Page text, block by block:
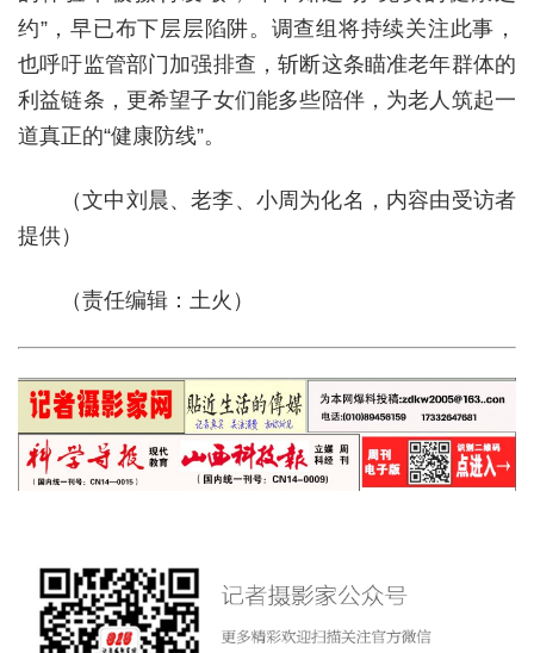
约”，早已布下层层陷阱。调查组将持续关注此事，
也呼吁监管部门加强排查，斩断这条瞄准老年群体的
利益链条，更希望子女们能多些陪伴，为老人筑起一
道真正的“健康防线”。
（文中刘晨、老李、小周为化名，内容由受访者
提供）
（责任编辑：土火）